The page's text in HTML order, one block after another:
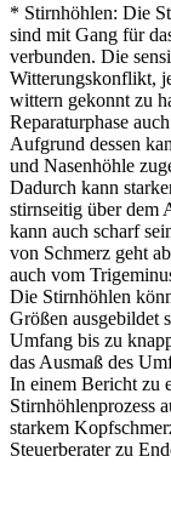
* Stirnhöhlen: Die
sind mit Gang für
verbunden. Die
Witterungskonflikt,
wittern gekonnt zu
Reparaturphase
Aufgrund dessen
und Nasenhöhle
Dadurch kann
stirnseitig über dem
kann auch scharf
von Schmerz geht
auch vom
Die Stirnhöhlen
Größen ausgebildet
Umfang bis zu
das Ausmaß des
In einem Bericht zu
Stirnhöhlenprozess
starkem
Steuerberater zu